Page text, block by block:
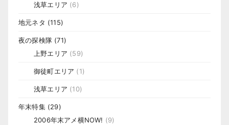
浅草エリア (6)
地元ネタ (115)
夜の探検隊 (71)
上野エリア (59)
御徒町エリア (1)
浅草エリア (10)
年末特集(29)
2006年末アメ横NOW! (9)